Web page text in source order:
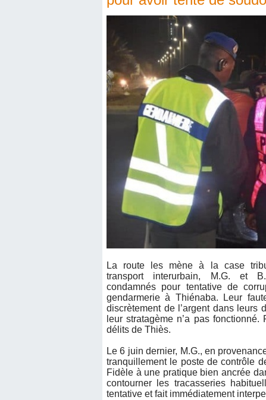
La route les mène à la case
transport interurbain, M.G. et
condamnés pour tentative de
gendarmerie à Thiénaba. Leur
discrètement de l’argent dans leurs
leur stratagème n’a pas
délits de Thiès.
Le 6 juin dernier, M.G., en
tranquillement le poste de contrôle
Fidèle à une pratique bien ancrée
contourner les tracasseries
tentative et fait immédiatement